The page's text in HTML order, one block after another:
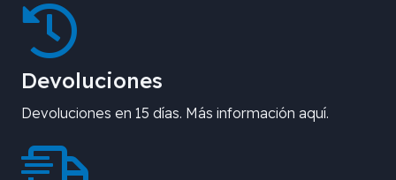
Devoluciones
Devoluciones en 15 días. Más información aquí.